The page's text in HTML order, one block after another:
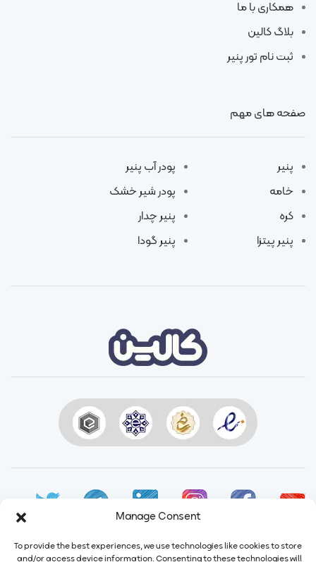
Manage Consent
To provide the best experiences, we use technologies like cookies to store
and/or access device information. Consenting to these technologies will
همکاری با ما
بلاگ کالین
ثبت نام تور پنیر
صفحه های مهم
پنیر
خامه
کره
پنیر پیتزا
پودر آب پنیر
پودر شیر خشک
پنیر چدار
پنیر گودا